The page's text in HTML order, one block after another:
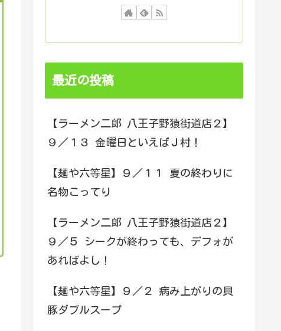
最近の投稿
【ラーメン二郎 八王子野猿街道店２】
９／１３ 金曜日といえばＪ村！
【麺や六等星】９／１１ 夏の終わりに
名物こってり
【ラーメン二郎 八王子野猿街道店２】
９／５ シークが終わっても、デフォが
あればよし！
【麺や六等星】９／２ 病み上がりの貝
豚ダブルスープ